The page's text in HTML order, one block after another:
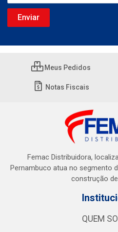
Meus Pedidos
Notas Fiscais
Femac Distribuidora,
Pernambuco atua no segmento
construção
QUEM